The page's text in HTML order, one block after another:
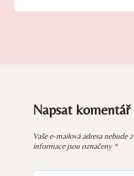
Napsat komentář
Vaše e-mailová adresa nebude
informace jsou označeny *